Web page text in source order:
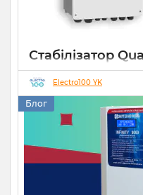
Стабілізатор
роботи СЕС
Electro100 YK
Блог